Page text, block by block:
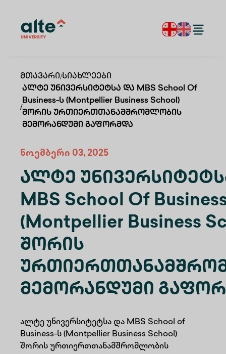
Მთავარი/Სიახლეები
/
Ალტე Უნივერსიტეტსა Და MBS School Of
Business-Ს (Montpellier Business School)
Შორის Ურთიერთთანამშრომლობის
Მემორანდუმი Გაფორმდა
ნოემბერი 03, 2025
Ალტე
MBS School Of
(Montpellier Business
Შორის
Მემორანდუმი
ალტე უნივერსიტეტსა და MBS School of
Business-ს (Montpellier Business School)
შორის ურთიერთთანამშრომლობის